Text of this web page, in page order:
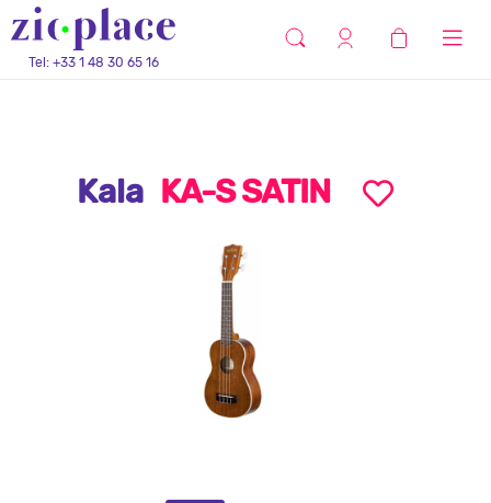
Tel: +33 1 48 30 65 16
Kala KA-S SATIN